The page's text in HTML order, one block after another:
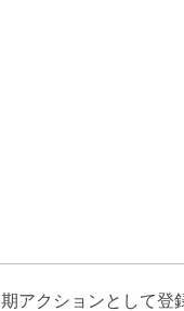
アクションとして